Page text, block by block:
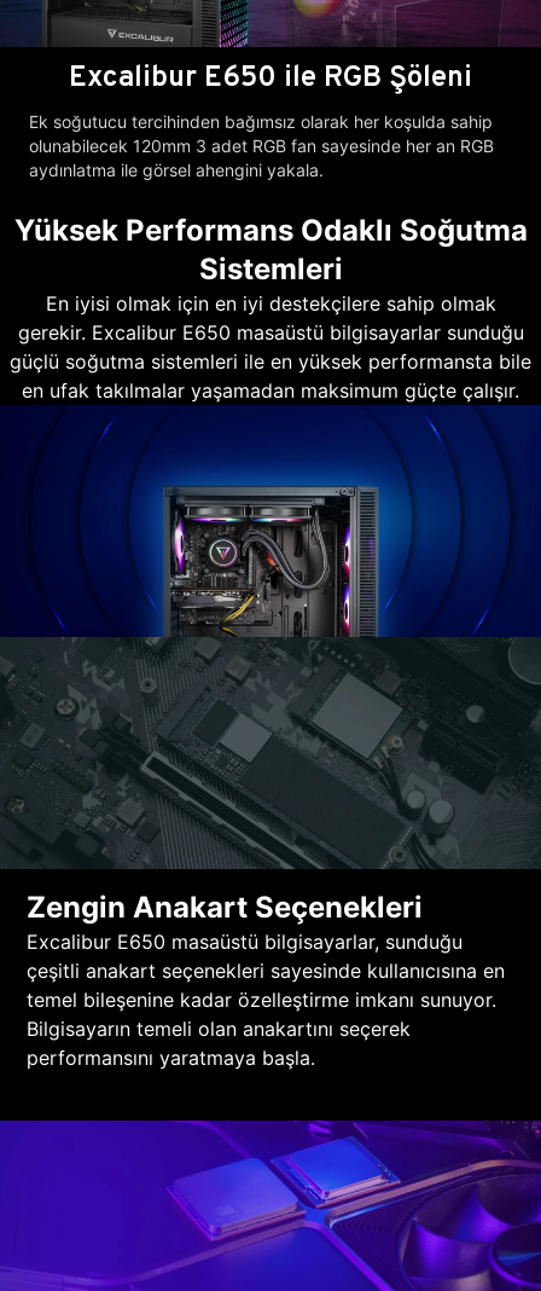
Excalibur E650 ile RGB Şöleni
Ek soğutucu tercihinden bağımsız olarak her koşulda sahip
olunabilecek 120mm 3 adet RGB fan sayesinde her an RGB
aydınlatma ile görsel ahengini yakala.
Yüksek Performans Odaklı Soğutma
Sistemleri
En iyisi olmak için en iyi destekçilere sahip olmak
gerekir. Excalibur E650 masaüstü bilgisayarlar sunduğu
güçlü soğutma sistemleri ile en yüksek performansta bile
en ufak takılmalar yaşamadan maksimum güçte çalışır.
Zengin Anakart Seçenekleri
Excalibur E650 masaüstü bilgisayarlar, sunduğu
çeşitli anakart seçenekleri sayesinde kullanıcısına en
temel bileşenine kadar özelleştirme imkanı sunuyor.
Bilgisayarın temeli olan anakartını seçerek
performansını yaratmaya başla.